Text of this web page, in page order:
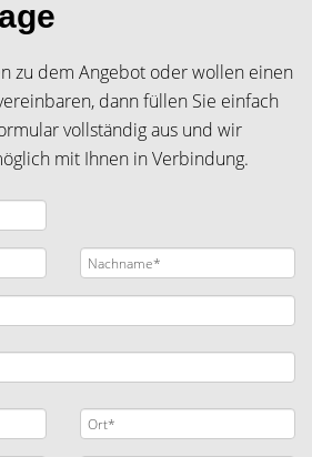
zu dem Angebot oder wollen einen
dann füllen Sie einfach
vollständig aus und wir
mit Ihnen in Verbindung.